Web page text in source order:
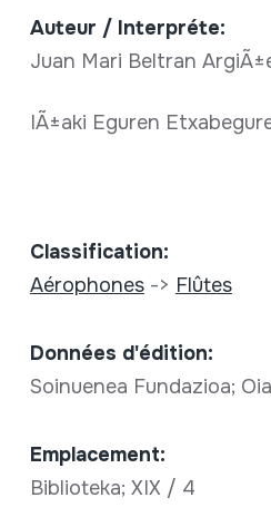
Auteur / Interpréte:
Juan Mari Beltran
IÃ±aki Eguren
Classification:
Aérophones-> Flûtes
Données d'édition:
Soinuenea Fundazioa;
Emplacement:
Biblioteka; XIX / 4